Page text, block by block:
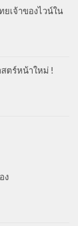
เจ้าของไวน์ใน
สตร์หน้าใหม่ !
ง